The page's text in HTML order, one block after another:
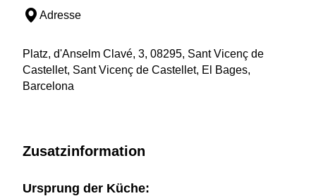
Adresse
Platz, d'Anselm Clavé, 3, 08295, Sant Vicenç de
Castellet, Sant Vicenç de Castellet, El Bages,
Barcelona
Zusatzinformation
Ursprung der Küche: